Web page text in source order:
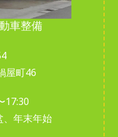
車整備
屋町46
17:30
年末年始